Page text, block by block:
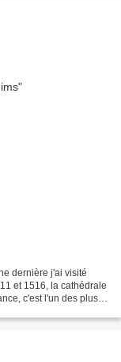
dernière j'ai visité
et 1516, la cathédrale
c'est l'un des plus